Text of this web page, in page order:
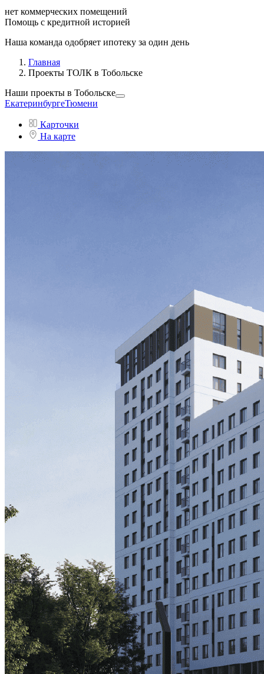
нет коммерческих помещений
Помощь с кредитной историей
Наша команда одобряет ипотеку за один день
Главная
Проекты ТОЛК в Тобольске
Наши проекты в Тобольске
ЕкатеринбургеТюмени
Карточки
На карте